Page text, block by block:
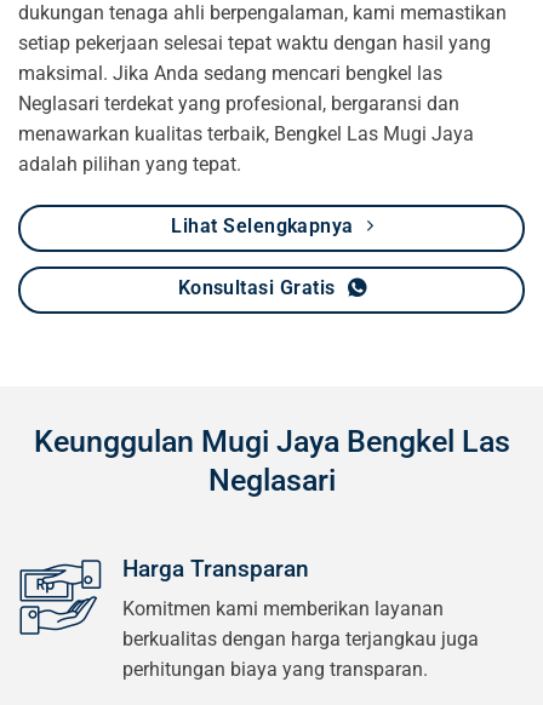
dukungan tenaga ahli berpengalaman, kami memastikan
setiap pekerjaan selesai tepat waktu dengan hasil yang
maksimal. Jika Anda sedang mencari bengkel las
Neglasari terdekat yang profesional, bergaransi dan
menawarkan kualitas terbaik, Bengkel Las Mugi Jaya
adalah pilihan yang tepat.
Lihat Selengkapnya
Konsultasi Gratis
Keunggulan Mugi Jaya Bengkel Las
Neglasari
Harga Transparan
Komitmen kami memberikan layanan
berkualitas dengan harga terjangkau juga
perhitungan biaya yang transparan.